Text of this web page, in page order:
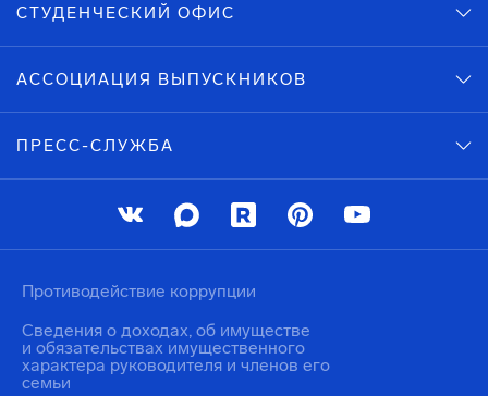
СТУДЕНЧЕСКИЙ ОФИС
АССОЦИАЦИЯ ВЫПУСКНИКОВ
ПРЕСС-СЛУЖБА
Противодействие коррупции
Сведения о доходах, об имуществе
и обязательствах имущественного
характера руководителя и членов его
семьи